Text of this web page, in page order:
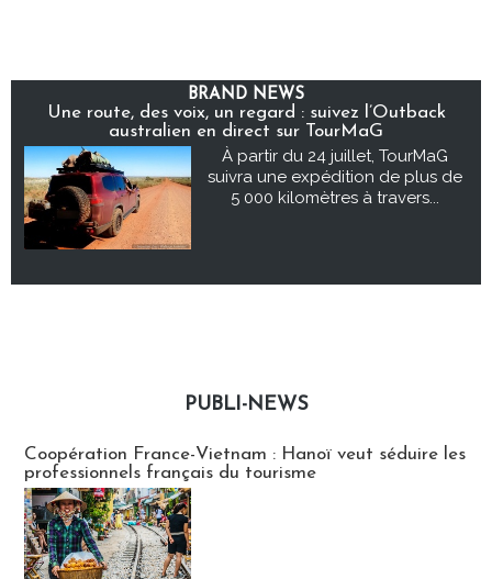
BRAND NEWS
Une route, des voix, un regard : suivez l’Outback
australien en direct sur TourMaG
À partir du 24 juillet, TourMaG
suivra une expédition de plus de
5 000 kilomètres à travers...
PUBLI-NEWS
Coopération France-Vietnam : Hanoï veut séduire les
professionnels français du tourisme